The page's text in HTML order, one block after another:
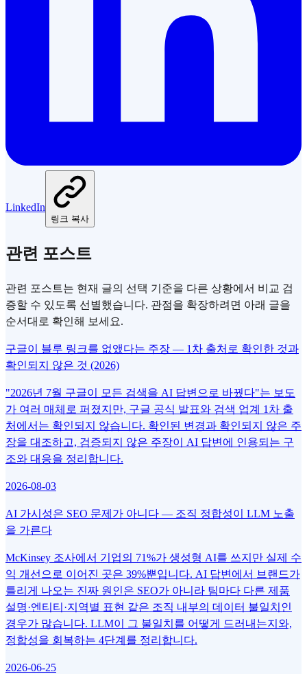
LinkedIn
링크 복사
관련 포스트
관련 포스트는 현재 글의 선택 기준을 다른 상황에서 비교 검
증할 수 있도록 선별했습니다. 관점을 확장하려면 아래 글을
순서대로 확인해 보세요.
구글이 블루 링크를 없앴다는 주장 — 1차 출처로 확인한 것과
확인되지 않은 것 (2026)
"2026년 7월 구글이 모든 검색을 AI 답변으로 바꿨다"는 보도
가 여러 매체로 퍼졌지만, 구글 공식 발표와 검색 업계 1차 출
처에서는 확인되지 않습니다. 확인된 변경과 확인되지 않은 주
장을 대조하고, 검증되지 않은 주장이 AI 답변에 인용되는 구
조와 대응을 정리합니다.
2026-08-03
AI 가시성은 SEO 문제가 아니다 — 조직 정합성이 LLM 노출
을 가른다
McKinsey 조사에서 기업의 71%가 생성형 AI를 쓰지만 실제 수
익 개선으로 이어진 곳은 39%뿐입니다. AI 답변에서 브랜드가
틀리게 나오는 진짜 원인은 SEO가 아니라 팀마다 다른 제품
설명·엔티티·지역별 표현 같은 조직 내부의 데이터 불일치인
경우가 많습니다. LLM이 그 불일치를 어떻게 드러내는지와,
정합성을 회복하는 4단계를 정리합니다.
2026-06-25